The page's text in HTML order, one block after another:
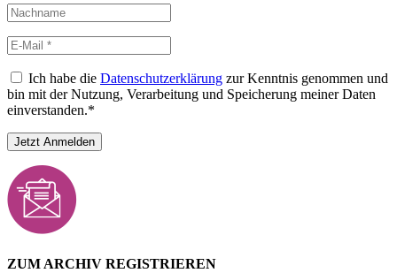
Ich habe die Datenschutzerklärung zur Kenntnis genommen und
bin mit der Nutzung, Verarbeitung und Speicherung meiner Daten
einverstanden.*
ZUM ARCHIV REGISTRIEREN